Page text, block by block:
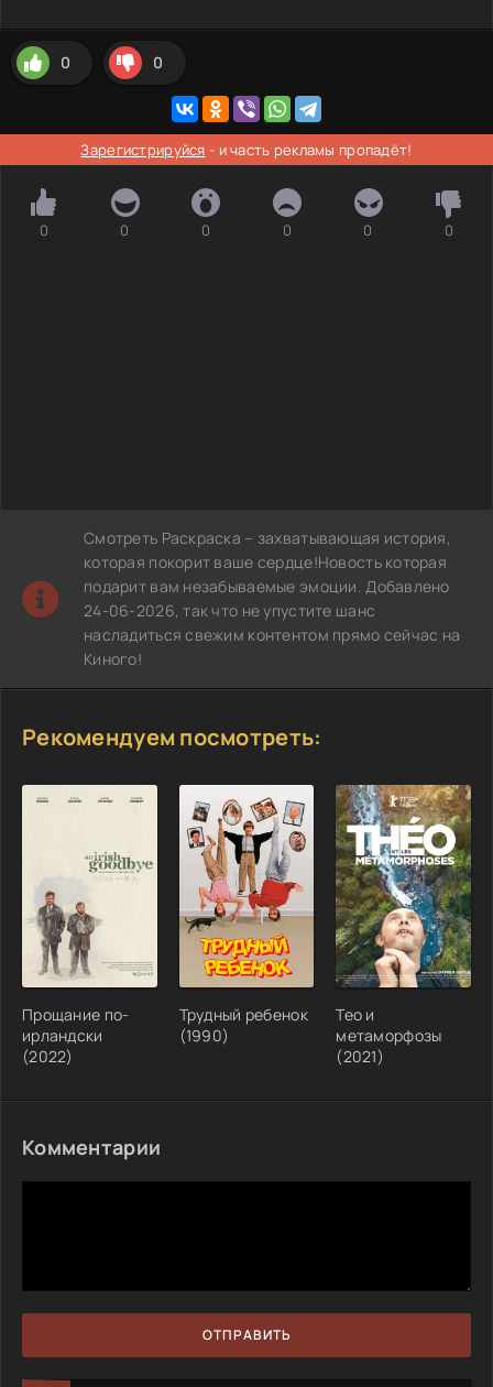
0 0
Зарегистрируйся - и часть рекламы пропадёт!
0 0 0 0 0 0
Смотреть Раскраска – захватывающая история,
которая покорит ваше сердце!Новость которая
подарит вам незабываемые эмоции. Добавлено
24-06-2026, так что не упустите шанс
насладиться свежим контентом прямо сейчас на
Киного!
Рекомендуем посмотреть:
Прощание по-
ирландски
(2022)
Трудный ребенок
(1990)
Тео и
метаморфозы
(2021)
Комментарии
ОТПРАВИТЬ